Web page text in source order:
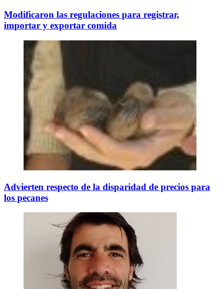
Modificaron las regulaciones para registrar,
importar y exportar comida
Advierten respecto de la disparidad de precios para
los pecanes